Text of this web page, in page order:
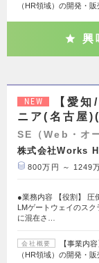
（HR領域）の開発・
興
NEW
【愛
ニア(名古屋
SE（Web・オ
株式会社Works
800万円 ～ 1249
●業務内容 【役割】 圧
LMゲートウェイのス
に混在さ…
会社概要
【事業内
（HR領域）の開発・